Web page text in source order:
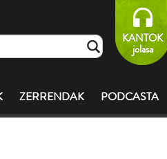
KANTOK
jolasa
ZERRENDAK PODCASTA